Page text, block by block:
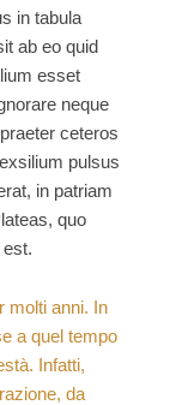
in tabula
ab eo quid
esset
neque
ceteros
pulsus
in patriam
quo
molti anni. In
a quel tempo
Infatti,
da